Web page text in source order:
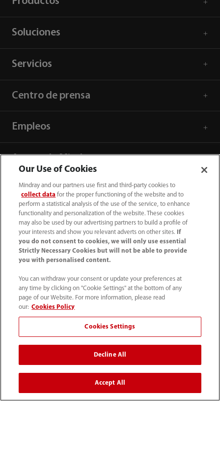
Soluciones
Servicios
Centro de prensa
Empleos
Acerca de Mindray
Información de contacto
52 55 5661 9450
Condiciones de uso｜Mapa del sitio｜Aviso cookies｜
Línea de atención telefónica
Contáctenos
Our Use of Cookies
Mindray and our partners use first and third-party cookies to
collect data for the proper functioning of the website and to
perform a statistical analysis of the use of the service, to enhance
functionality and personalization of the website. These cookies
may also be used by our advertising partners to build a profile of
your interests and show you relevant adverts on other sites.
If
you do not consent to cookies, we will only use essential
Strictly Necessary Cookies but will not be able to provide
you with personalised content.
You can withdraw your consent or update your preferences at
any time by clicking on "Cookie Settings" at the bottom of any
page of our Website. For more information, please read
our: Cookies Policy
Cookies Settings
Decline All
Accept All